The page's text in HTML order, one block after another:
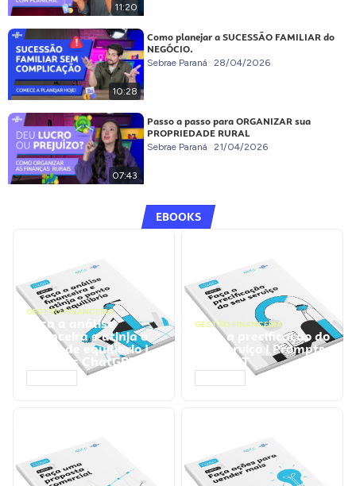
11:20
10:28
Como planejar a SUCESSÃO FAMILIAR do
NEGÓCIO.
Sebrae Paraná 28/04/2026
07:43
Passo a passo para ORGANIZAR sua
PROPRIEDADE RURAL
Sebrae Paraná 21/04/2026
EBOOKS
GESTÃO FINANCEIRA
Faça a análise
financeira e atinja o
ponto de equilíbrio |
Prompts ChatGPT
GESTÃO FINANCEIRA
Faça a precificação do
seu serviço | Prompts
ChatGPT